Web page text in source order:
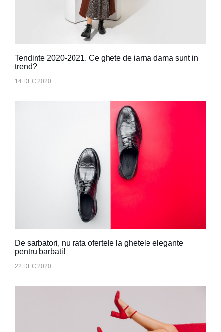
Tendinte 2020-2021. Ce ghete de iarna dama sunt in
trend?
14 DEC 2020
De sarbatori, nu rata ofertele la ghetele elegante
pentru barbati!
22 DEC 2020